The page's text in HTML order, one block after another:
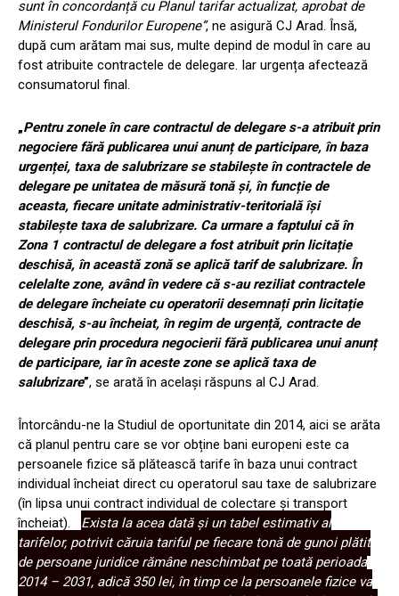
sunt în concordanță cu Planul tarifar actualizat, aprobat de
Ministerul Fondurilor Europene”, ne asigură CJ Arad. Însă,
după cum arătam mai sus, multe depind de modul în care au
fost atribuite contractele de delegare. Iar urgența afectează
consumatorul final.
„Pentru zonele în care contractul de delegare s-a atribuit prin
negociere fără publicarea unui anunț de participare, în baza
urgenței, taxa de salubrizare se stabilește în contractele de
delegare pe unitatea de măsură tonă și, în funcție de
aceasta, fiecare unitate administrativ-teritorială își
stabilește taxa de salubrizare. Ca urmare a faptului că în
Zona 1 contractul de delegare a fost atribuit prin licitație
deschisă, în această zonă se aplică tarif de salubrizare. În
celelalte zone, având în vedere că s-au reziliat contractele
de delegare încheiate cu operatorii desemnați prin licitație
deschisă, s-au încheiat, în regim de urgență, contracte de
delegare prin procedura negocierii fără publicarea unui anunț
de participare, iar în aceste zone se aplică taxa de
salubrizare”, se arată în același răspuns al CJ Arad.
Întorcându-ne la Studiul de oportunitate din 2014, aici se arăta
că planul pentru care se vor obține bani europeni este ca
persoanele fizice să plătească tarife în baza unui contract
individual încheiat direct cu operatorul sau taxe de salubrizare
(în lipsa unui contract individual de colectare și transport
încheiat).
Exista la acea dată și un tabel estimativ al
tarifelor, potrivit căruia tariful pe fiecare tonă de gunoi plătit
de persoane juridice rămâne neschimbat pe toată perioada
2014 – 2031, adică 350 lei, în timp ce la persoanele fizice va